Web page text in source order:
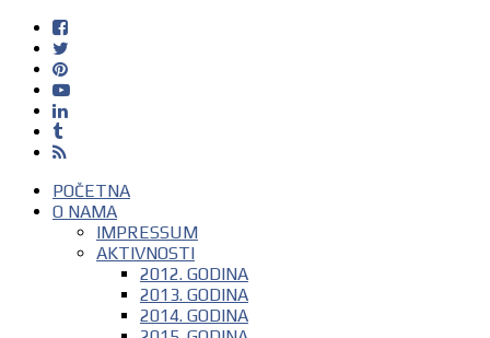
POČETNA
O NAMA
IMPRESSUM
AKTIVNOSTI
2012. GODINA
2013. GODINA
2014. GODINA